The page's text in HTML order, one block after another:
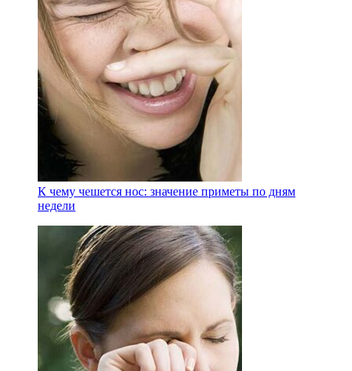
К чему чешется нос: значение приметы по дням
недели